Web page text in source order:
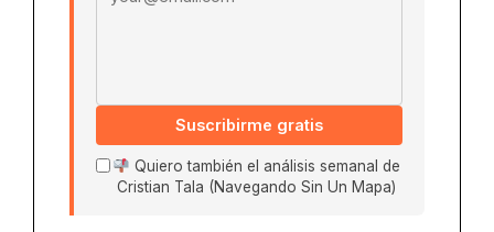
Suscribirme gratis
Quiero también el análisis semanal de
Cristian Tala (Navegando Sin Un Mapa)